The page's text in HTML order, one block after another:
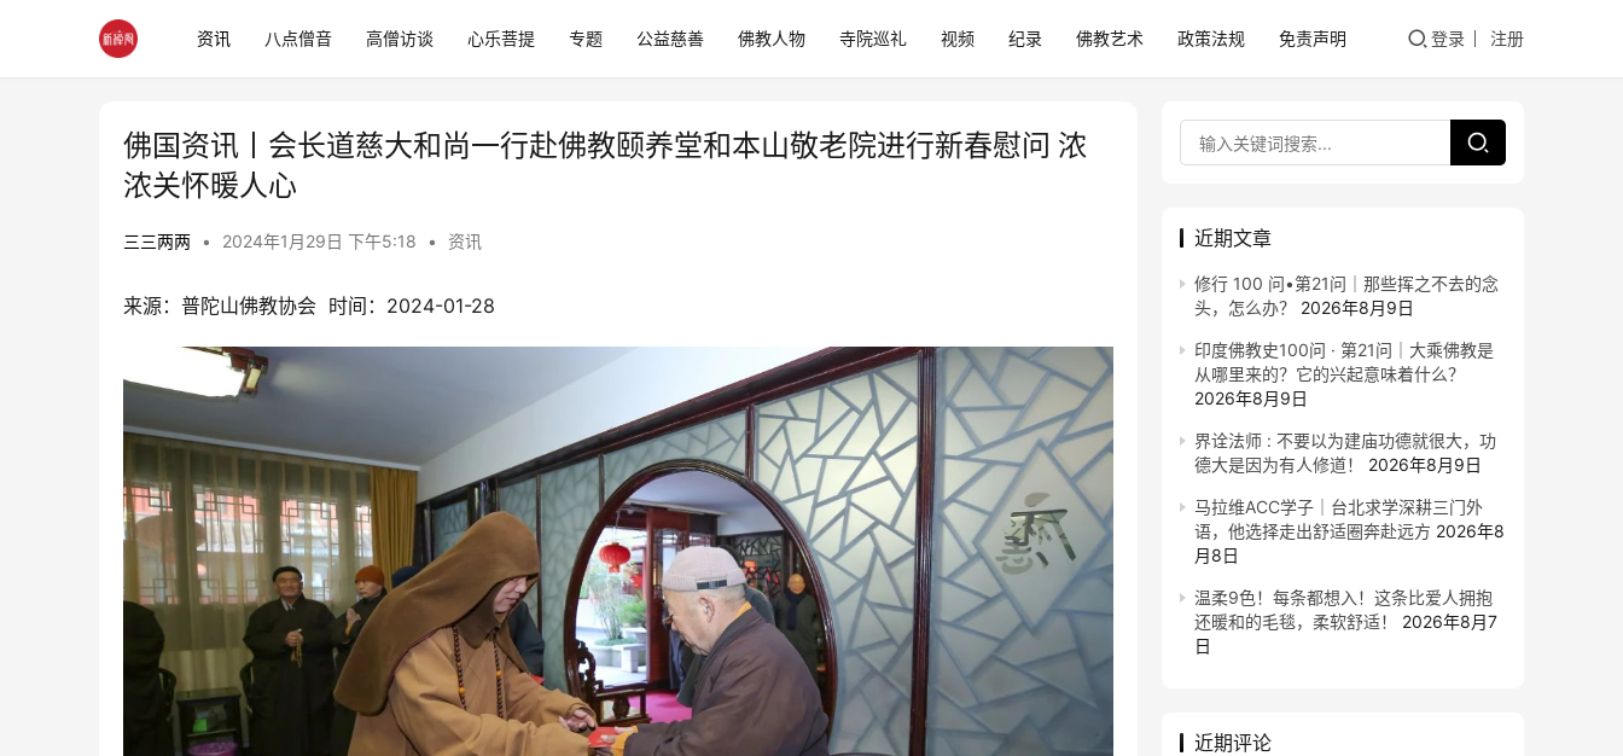
资讯 八点僧音 高僧访谈 心乐菩提 专题 公益慈善 佛教人物 寺院巡礼 视频 纪录 佛教艺术 政策法规 免责声明 登录 注册
佛国资讯丨会长道慈大和尚一行赴佛教颐养堂和本山敬老院进行新春慰问 浓
浓关怀暖人心
三三两两 • 2024年1月29日 下午5:18 • 资讯
来源：普陀山佛教协会  时间：2024-01-28
近期文章
修行 100 问•第21问｜那些挥之不去的念
头，怎么办？
2026年8月9日
印度佛教史100问 · 第21问｜大乘佛教是
从哪里来的？它的兴起意味着什么？
2026年8月9日
界诠法师 : 不要以为建庙功德就很大，功
德大是因为有人修道！
2026年8月9日
马拉维ACC学子｜台北求学深耕三门外
语，他选择走出舒适圈奔赴远方 2026年8
月8日
温柔9色！每条都想入！这条比爱人拥抱
还暖和的毛毯，柔软舒适！
2026年8月7
日
近期评论